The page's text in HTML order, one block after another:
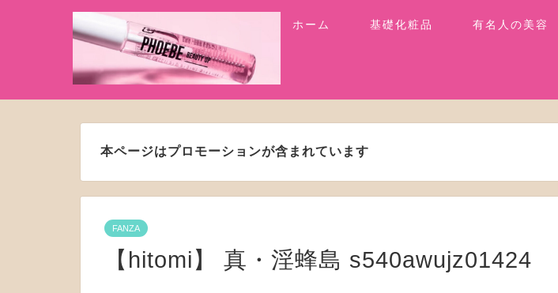
ホーム 基礎化粧品 有名人の美容
本ページはプロモーションが含まれています
FANZA
【hitomi】 真・淫蜂島 s540awujz01424